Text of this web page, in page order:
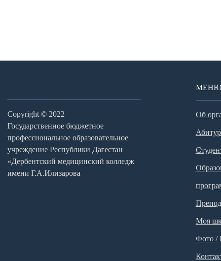
Copyright © 2022
Государственное бюджетное
профессиональное образовательное
учреждение Республики Дагестан
«Дербентский медицинский колледж
имени Г.А.Илизарова
МЕНЮ
Об
Моя
Фото /